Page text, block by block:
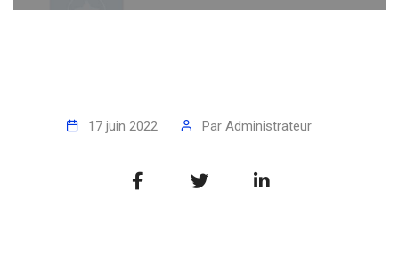
17 juin 2022 Par Administrateur